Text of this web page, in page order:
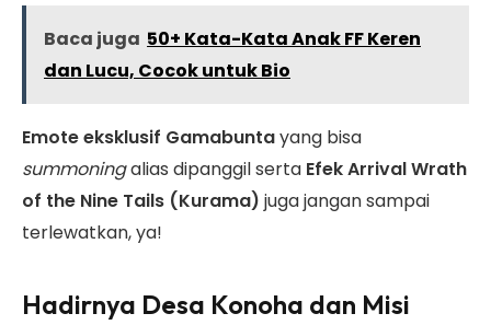
Baca juga 50+ Kata-Kata Anak FF Keren
dan Lucu, Cocok untuk Bio
Emote eksklusif Gamabuntayang bisa
summoningalias dipanggil serta Efek Arrival Wrath
of the Nine Tails (Kurama) juga jangan sampai
terlewatkan, ya!
Hadirnya Desa Konoha dan Misi